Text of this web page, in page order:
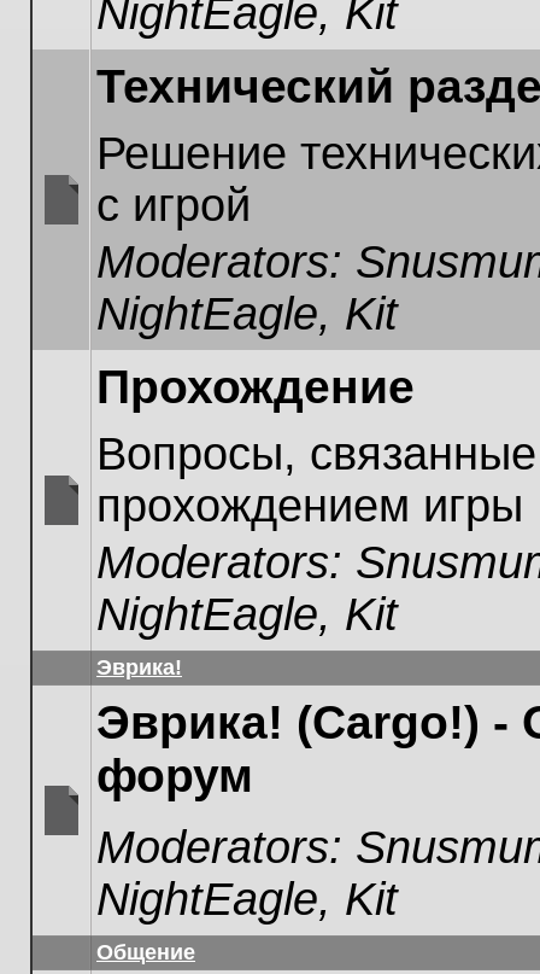
unreadNightEagle, Kit
unread
Технический
Решение
с игрой
Moderators:
NightEagle, Kit
unread
Прохождение
Вопросы,
прохождением игры
Moderators:
NightEagle, Kit
Эврика!
unread
Эврика! (Cargo!) -
форум
Moderators:
NightEagle, Kit
Общение